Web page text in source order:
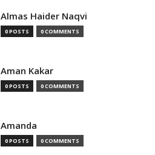
Almas Haider Naqvi
0 POSTS 0 COMMENTS
Aman Kakar
0 POSTS 0 COMMENTS
Amanda
0 POSTS 0 COMMENTS